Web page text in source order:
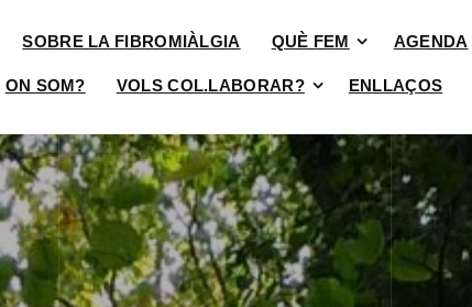
SOBRE LA FIBROMIÀLGIA QUÈ FEM AGENDA
ON SOM? VOLS COL.LABORAR? ENLLAÇOS